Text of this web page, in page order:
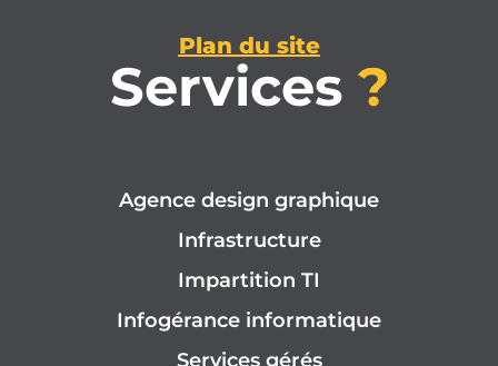
Plan du site
Services ?
Agence design graphique
Infrastructure
Impartition TI
Infogérance informatique
Services gérés